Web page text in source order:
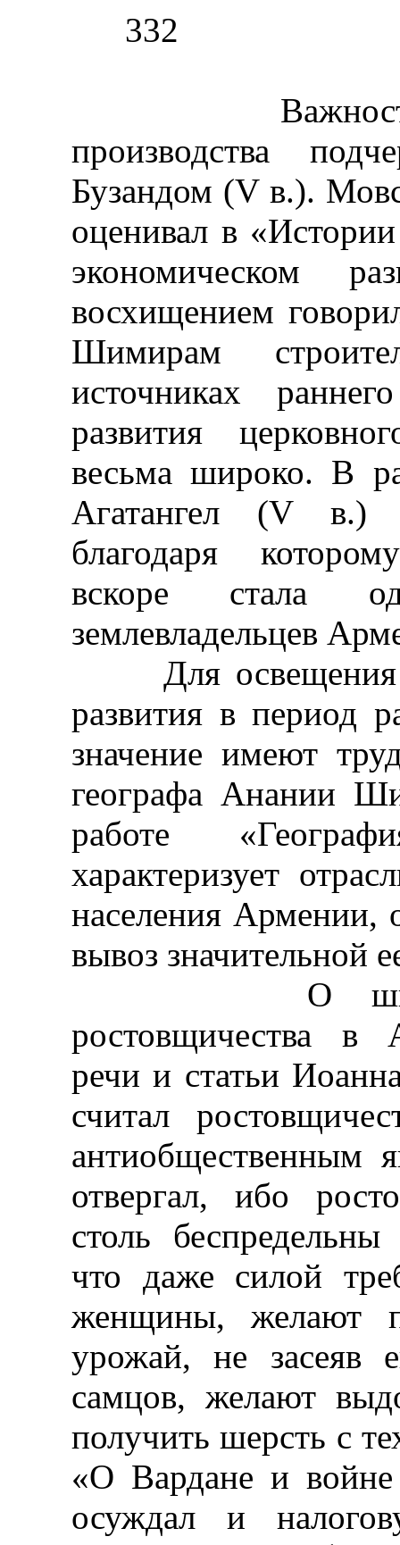
332
Важность
производства
Бузандом (V в.).
оценивал в
экономическом
восхищением
Шимирам
источниках
развития
весьма широко. В
Агатангел (V в.)
благодаря
вскоре стала
землевладельцев
Для освещения
развития в период
значение имеют
географа Анании
работе
характеризует
населения Армении,
вывоз значительной
О широком
ростовщичества в
речи и статьи
считал
антиобщественным
отвергал, ибо
столь
что даже силой
женщины, желают
урожай, не засеяв
самцов, желают
получить шерсть с
«О Вардане и
осуждал и